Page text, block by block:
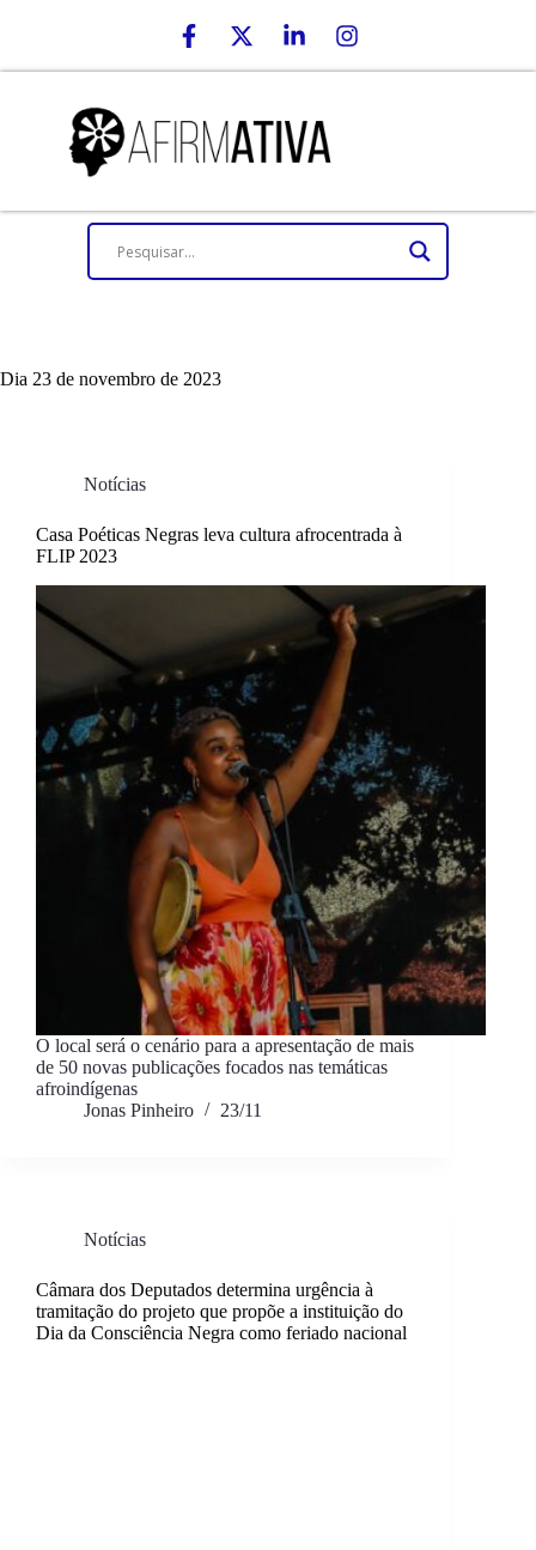
Dia 23 de novembro de 2023
Notícias
Casa Poéticas Negras leva cultura afrocentrada à
FLIP 2023
O local será o cenário para a apresentação de mais
de 50 novas publicações focados nas temáticas
afroindígenas
Jonas Pinheiro
23/11
Notícias
Câmara dos Deputados determina urgência à
tramitação do projeto que propõe a instituição do
Dia da Consciência Negra como feriado nacional